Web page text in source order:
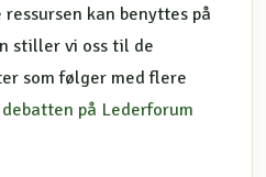
kan benyttes på
stiller vi oss til de
som følger med flere
på Lederforum